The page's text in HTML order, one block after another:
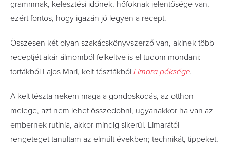
grammnak, kelesztési időnek, hőfoknak jelentősége van,
ezért fontos, hogy igazán jó legyen a recept.
Összesen két olyan szakácskönyvszerző van, akinek több
receptjét akár álmomból felkeltve is el tudom mondani:
tortákból Lajos Mari, kelt tésztákból Limara péksége.
A kelt tészta nekem maga a gondoskodás, az otthon
melege, azt nem lehet összedobni, ugyanakkor ha van az
embernek rutinja, akkor mindig sikerül. Limarától
rengeteget tanultam az elmúlt években; technikát, tippeket,